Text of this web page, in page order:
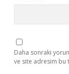
Daha sonraki
ve site adresim bu